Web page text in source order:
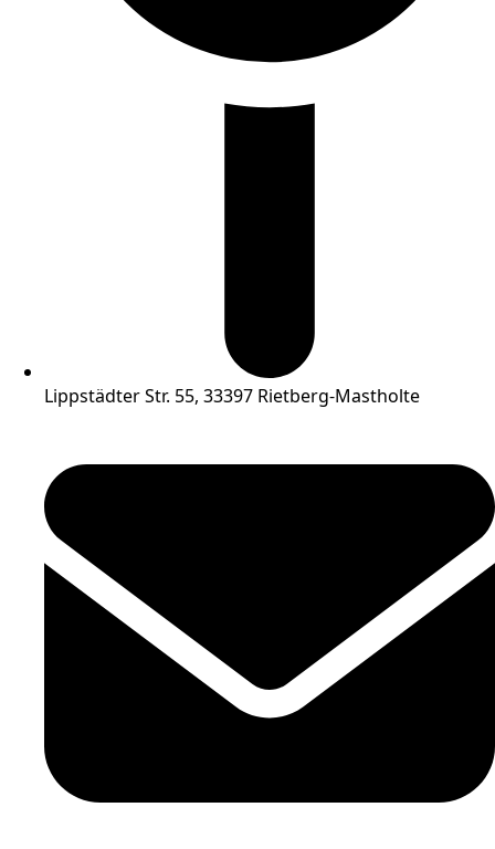
Lippstädter Str. 55, 33397 Rietberg-Mastholte